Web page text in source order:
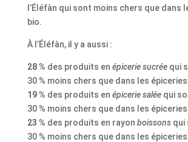
l’Éléfàn qui sont moins chers que dans
bio.
À l’Éléfàn, il y a aussi :
28 % des produits en épicerie sucréequi
30 % moins chers que dans les épiceries
19 % des produits en épicerie saléequi
30 % moins chers que dans les épiceries
23 % des produits en rayon boissonsqui
30 % moins chers que dans les épiceries